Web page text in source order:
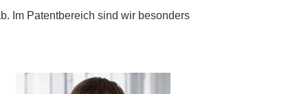
Im Patentbereich sind wir besonders